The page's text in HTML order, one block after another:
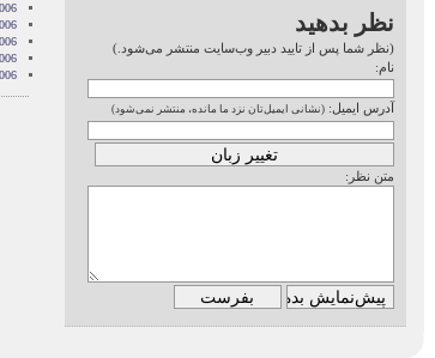
نظر بدهید
(نظر شما پس از تایید دبیر وب‌سایت منتشر می‌شود.)
نام:
آدرس ایمیل: (نشانی ایمیل‌تان نزد ما مانده، منتشر نمی‌شود)
متن نظر: